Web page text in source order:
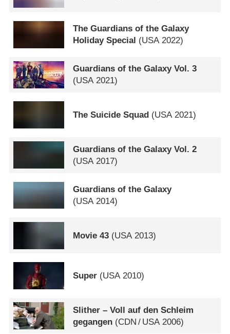
The Guardians of the Galaxy
Holiday Special (USA2022)
Guardians of the Galaxy Vol. 3
(USA2021)
The Suicide Squad (USA2021)
Guardians of the Galaxy Vol. 2
(USA 2017)
Guardians of the Galaxy
(USA2014)
Movie 43 (USA 2013)
Super (USA2010)
Slither – Voll auf den Schleim
gegangen (CDN / USA 2006)